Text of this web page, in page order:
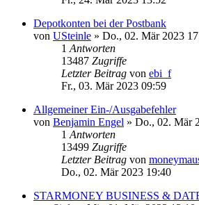
Depotkonten bei der Postbank
von USteinle » Do., 02. Mär 2023
1 Antworten
13487 Zugriffe
Letzter Beitrag von ebi_f
Fr., 03. Mär 2023 09:59
Allgemeiner Ein-/Ausgabefehler
von Benjamin Engel » Do., 02. Mär
1 Antworten
13499 Zugriffe
Letzter Beitrag von
Do., 02. Mär 2023 19:40
STARMONEY BUSINESS &